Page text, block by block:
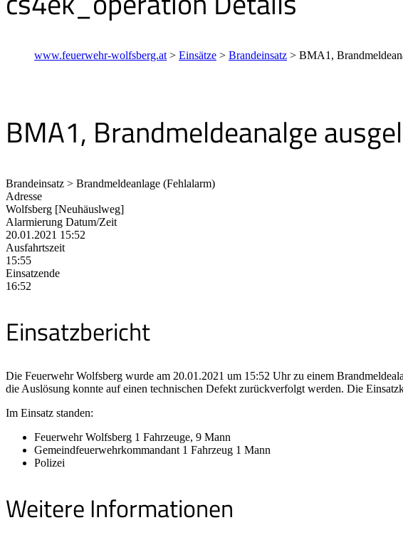
www.feuerwehr-wolfsberg.at > Einsätze > Brandeinsatz > BMA1,
BMA1, Brandmeldeanalge
Brandeinsatz > Brandmeldeanlage (Fehlalarm)
Adresse
Wolfsberg [Neuhäuslweg]
Alarmierung Datum/Zeit
20.01.2021 15:52
Ausfahrtszeit
15:55
Einsatzende
16:52
Einsatzbericht
Die Feuerwehr Wolfsberg wurde am 20.01.2021 um 15:52 Uhr zu einem
die Auslösung konnte auf einen technischen Defekt zurückverfolgt werden. Die
Im Einsatz standen:
Feuerwehr Wolfsberg 1 Fahrzeuge, 9 Mann
Gemeindfeuerwehrkommandant 1 Fahrzeug 1 Mann
Polizei
Weitere Informationen